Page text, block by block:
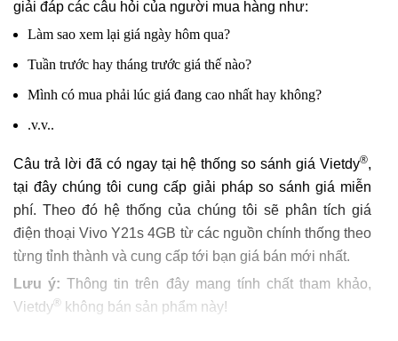
giải đáp các câu hỏi của người mua hàng như:
Làm sao xem lại giá ngày hôm qua?
Tuần trước hay tháng trước giá thế nào?
Mình có mua phải lúc giá đang cao nhất hay không?
.v.v..
Câu trả lời đã có ngay tại hệ thống so sánh giá Vietdy®,
tại đây chúng tôi cung cấp giải pháp so sánh giá miễn
phí. Theo đó hệ thống của chúng tôi sẽ phân tích giá
điện thoại Vivo Y21s 4GB từ các nguồn chính thống theo
từng tỉnh thành và cung cấp tới bạn giá bán mới nhất.
Lưu ý: Thông tin trên đây mang tính chất tham khảo,
Vietdy® không bán sản phẩm này!